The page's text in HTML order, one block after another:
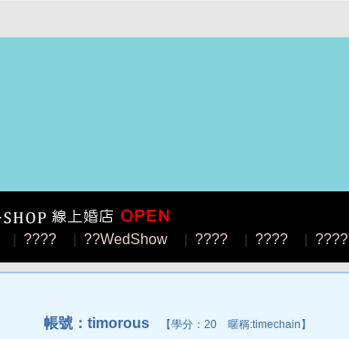
| ???? | ??WedShow | ???? | ???? | ????
帳號：timorous 【學分：20 暱稱:timechain】